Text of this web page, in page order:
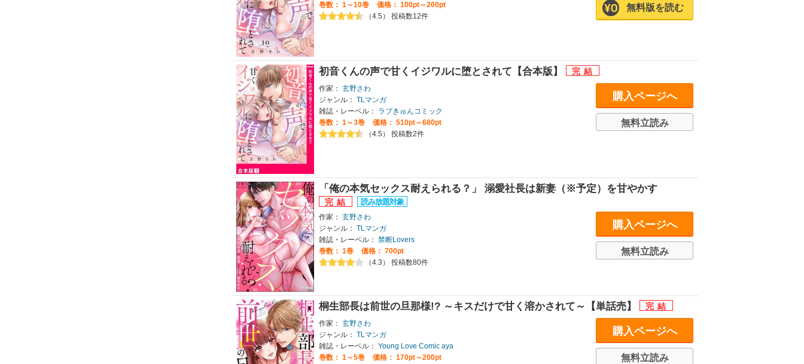
巻数： 1～10巻
価格： 100pt～200pt
（4.5） 投稿数12件
無料版を読む
初音くんの声で甘くイジワルに堕とされて【合本版】
作家： 玄野さわ
ジャンル： TLマンガ
雑誌・レーベル：
ラブきゅんコミック
巻数： 1～3巻
価格： 510pt～680pt
（4.5） 投稿数2件
購入ページへ
無料立読み
「俺の本気セックス耐えられる？」 溺愛社長は新妻（※予定）を甘やかす
作家： 玄野さわ
ジャンル： TLマンガ
雑誌・レーベル： 禁断Lovers
巻数： 1巻
価格： 700pt
（4.3） 投稿数80件
購入ページへ
無料立読み
桐生部長は前世の旦那様!? ～キスだけで甘く溶かされて～【単話売】
作家： 玄野さわ
ジャンル： TLマンガ
雑誌・レーベル： Young Love Comic aya
巻数： 1～5巻
価格： 170pt～200pt
購入ページへ
無料立読み